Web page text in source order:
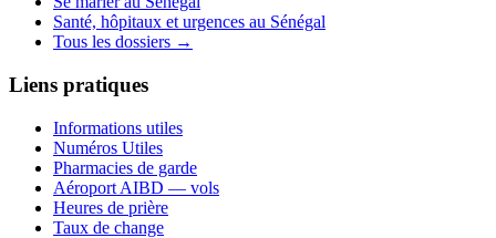
Santé, hôpitaux et urgences au Sénégal
Tous les dossiers →
Liens pratiques
Informations utiles
Numéros Utiles
Pharmacies de garde
Aéroport AIBD — vols
Heures de prière
Taux de change